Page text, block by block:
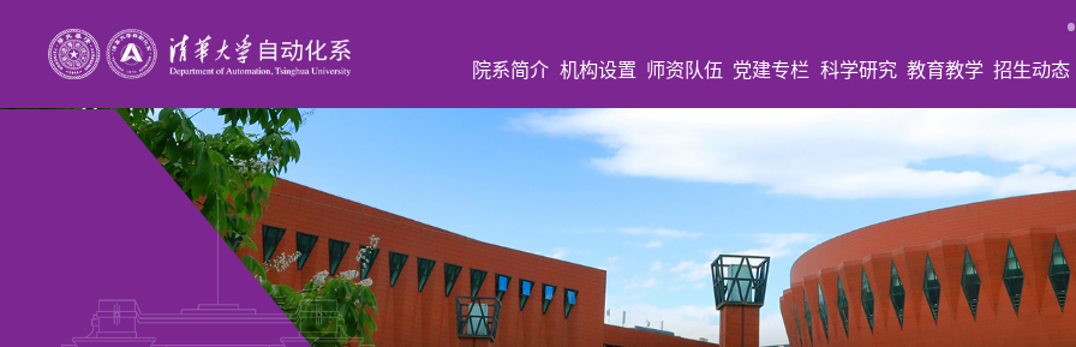
院系简介 机构设置 师资队伍 党建专栏 科学研究 教育教学 招生动态